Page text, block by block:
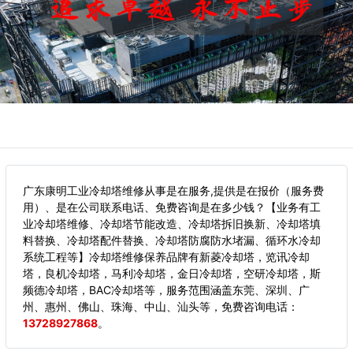
广东康明工业冷却塔维修从事是在服务,提供是在报价（服务费
用）、是在公司联系电话、免费咨询是在多少钱？【业务有工
业冷却塔维修、冷却塔节能改造、冷却塔拆旧换新、冷却塔填
料替换、冷却塔配件替换、冷却塔防腐防水堵漏、循环水冷却
系统工程等】冷却塔维修保养品牌有新菱冷却塔，览讯冷却
塔，良机冷却塔，马利冷却塔，金日冷却塔，空研冷却塔，斯
频德冷却塔，BAC冷却塔等，服务范围涵盖东莞、深圳、广
州、惠州、佛山、珠海、中山、汕头等， 免费咨询电话：
13728927868。